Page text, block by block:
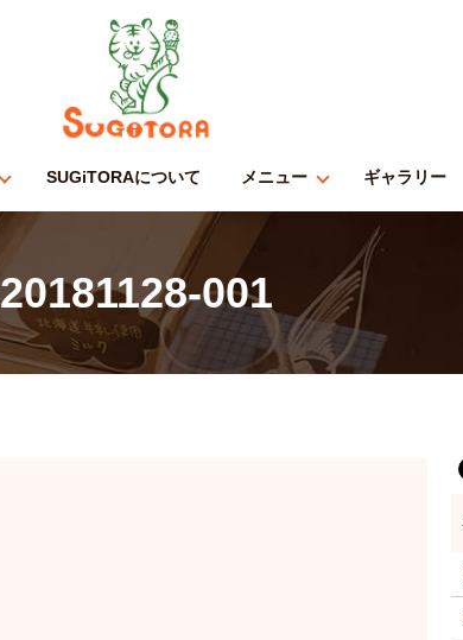
SUGiTORAについて メニュー ギャラリー
20181128-001